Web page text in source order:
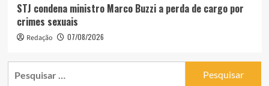
STJ condena ministro Marco Buzzi a perda de cargo por
crimes sexuais
Redação 07/08/2026